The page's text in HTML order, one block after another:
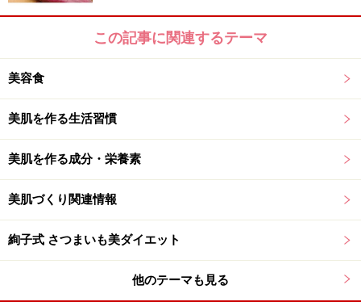
善玉菌を増やす『水溶性』と、サツマイモや大豆製品な
どに代表される『不水溶性』。どちらもそれぞれ、違っ
≪水溶性食物繊維の効果≫
・血糖値の上昇を防ぐ。
・コレステロールの上昇を抑え、生活習慣病を予防す
る。
・海藻類に含まれる『アルギン酸ナトリウム』には整腸
≪不水溶性食物繊維の効果≫
・腸の運動を促進し、便秘を解消させる。
この記事に関連するテーマ
美容食
美肌を作る生活習慣
美肌を作る成分・栄養素
美肌づくり関連情報
絢子式 さつまいも美ダイエット
他のテーマも見る